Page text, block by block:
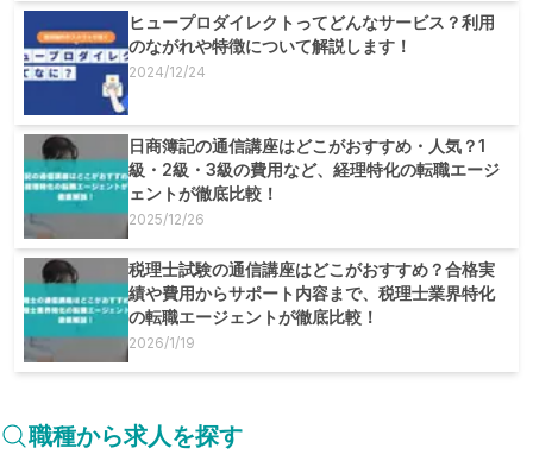
ヒュープロダイレクトってどんなサービス？利用
のながれや特徴について解説します！
2024/12/24
日商簿記の通信講座はどこがおすすめ・人気？1
級・2級・3級の費用など、経理特化の転職エージ
ェントが徹底比較！
2025/12/26
税理士試験の通信講座はどこがおすすめ？合格実
績や費用からサポート内容まで、税理士業界特化
の転職エージェントが徹底比較！
2026/1/19
職種から求人を探す